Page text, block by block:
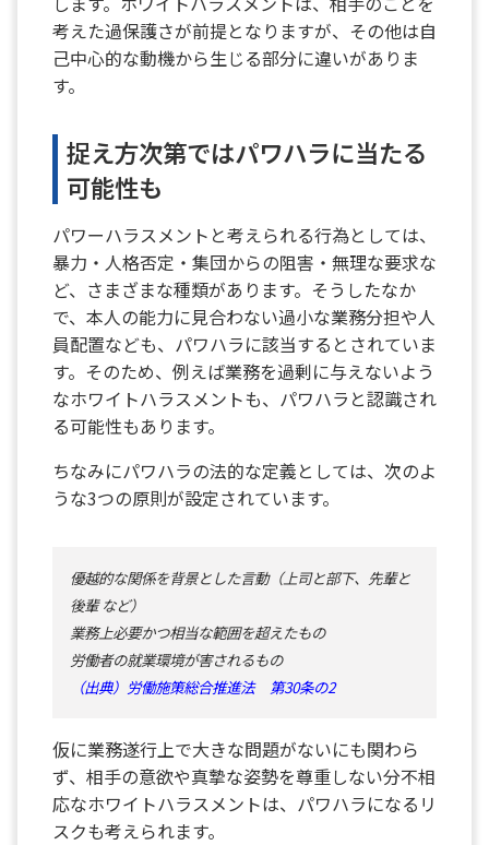
考えた過保護さが前提となりますが、その他は自
己中心的な動機から生じる部分に違いがありま
す。
捉え方次第ではパワハラに当たる
可能性も
パワーハラスメントと考えられる行為としては、
暴力・人格否定・集団からの阻害・無理な要求な
ど、さまざまな種類があります。そうしたなか
で、本人の能力に見合わない過小な業務分担や人
員配置なども、パワハラに該当するとされていま
す。そのため、例えば業務を過剰に与えないよう
なホワイトハラスメントも、パワハラと認識され
る可能性もあります。
ちなみにパワハラの法的な定義としては、次のよ
うな3つの原則が設定されています。
優越的な関係を背景とした言動（上司と部下、先輩と
後輩 など）
業務上必要かつ相当な範囲を超えたもの
労働者の就業環境が害されるもの
（出典）労働施策総合推進法 第30条の2
仮に業務遂行上で大きな問題がないにも関わら
ず、相手の意欲や真摯な姿勢を尊重しない分不相
応なホワイトハラスメントは、パワハラになるリ
スクも考えられます。